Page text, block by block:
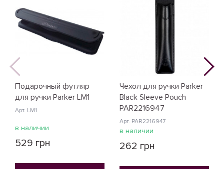
Подарочный футляр
для ручки Parker LM1
Арт. LM1
в наличии
529 грн
Чехол для ручки Parker
Black Sleeve Pouch
PAR2216947
Арт. PAR2216947
в наличии
262 грн